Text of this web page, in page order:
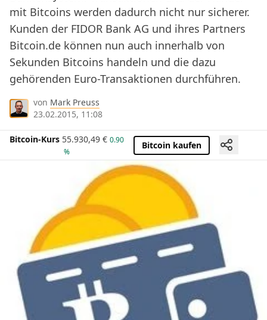
mit Bitcoins werden dadurch nicht nur sicherer.
Kunden der FIDOR Bank AG und ihres Partners
Bitcoin.de können nun auch innerhalb von
Sekunden Bitcoins handeln und die dazu
gehörenden Euro-Transaktionen durchführen.
von Mark Preuss
23.02.2015, 11:08
Bitcoin-Kurs 55.930,49 € 0.90
%
Bitcoin kaufen